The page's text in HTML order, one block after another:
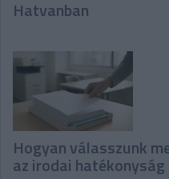
Hatvanban
Hogyan válasszunk
az irodai hatékonyság